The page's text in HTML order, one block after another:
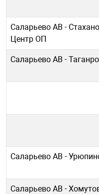
Саларьево АВ -
Центр ОП
Саларьево АВ -
Саларьево АВ -
Саларьево АВ -